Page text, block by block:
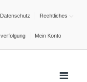
Datenschutz Rechtliches
Mein Konto